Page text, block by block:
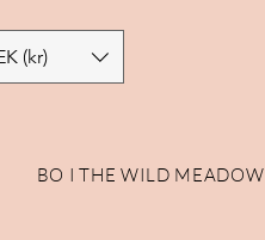
(kr)
BO I THE WILD MEADOW